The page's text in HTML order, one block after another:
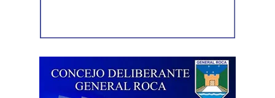
correspondiente para acreditar su propiedad. Además,
denunciado como robado
Posteriormente, el inmueble fue preservado para la